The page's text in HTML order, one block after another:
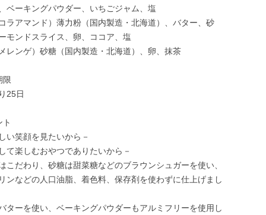
ベーキングパウダー、いちごジャム、塩
ラアマンド）薄力粉（国内製造・北海道）、バター、砂
モンドスライス、卵、ココア、塩
レンゲ）砂糖（国内製造・北海道）、卵、抹茶
限
25日
ト
い笑顔を見たいから－
て楽しむおやつでありたいから－
こだわり、砂糖は甜菜糖などのブラウンシュガーを使い、
ンなどの人口油脂、着色料、保存剤を使わずに仕上げまし
ターを使い、ベーキングパウダーもアルミフリーを使用し